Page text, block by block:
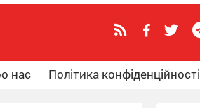
нас Політика конфіденційності